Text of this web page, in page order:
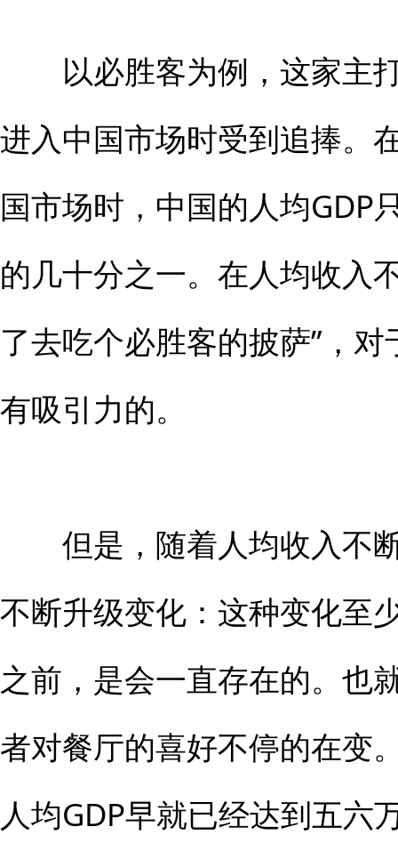
以必胜客为例，这家主
进入中国市场时受到追捧。
国市场时，中国的人均GDP
的几十分之一。在人均收入
了去吃个必胜客的披萨”，
有吸引力的。
但是，随着人均收入不
不断升级变化：这种变化至
之前，是会一直存在的。也
者对餐厅的喜好不停的在变
人均GDP早就已经达到五六